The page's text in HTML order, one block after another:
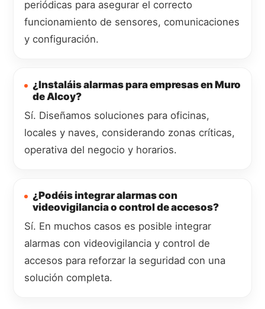
periódicas para asegurar el correcto
funcionamiento de sensores, comunicaciones
y configuración.
¿Instaláis alarmas para empresas en Muro
de Alcoy?
Sí. Diseñamos soluciones para oficinas,
locales y naves, considerando zonas críticas,
operativa del negocio y horarios.
¿Podéis integrar alarmas con
videovigilancia o control de accesos?
Sí. En muchos casos es posible integrar
alarmas con videovigilancia y control de
accesos para reforzar la seguridad con una
solución completa.